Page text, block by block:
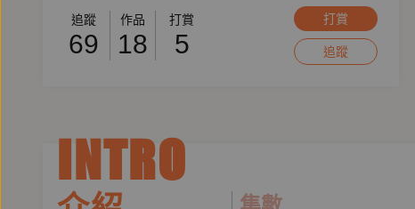
追蹤
69
作品
18
打賞
5
打賞
追蹤
INTRO